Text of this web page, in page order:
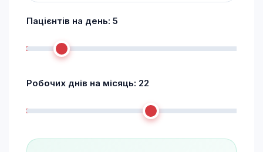
Пацієнтів на день: 5
Робочих днів на місяць: 22